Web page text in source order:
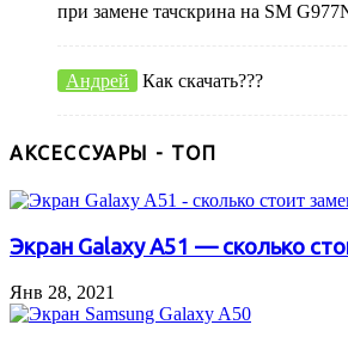
при замене тачскрина на SM
Андрей Как скачать???
АКСЕССУАРЫ - ТОП
Экран Galaxy A51 — сколько
Янв 28, 2021